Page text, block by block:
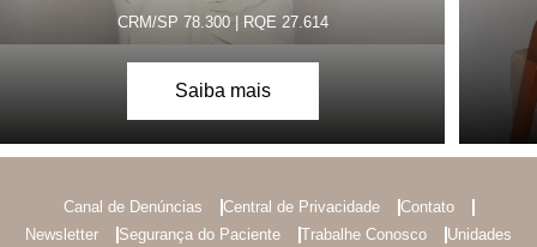
CRM/SP 78.300 | RQE 27.614
Saiba mais
Canal de Denúncias Central de Privacidade
Contato
Newsletter
Segurança do Paciente Trabalhe Conosco Unidades